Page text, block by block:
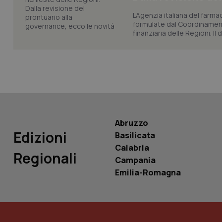
L’Agenzia italiana del
formulate dal
finanziaria delle Regioni. Il
Edizioni
Regionali
Abruzzo
Basilicata
Calabria
Campania
Emilia-Romagna_ga_0VMQEQKQ1N